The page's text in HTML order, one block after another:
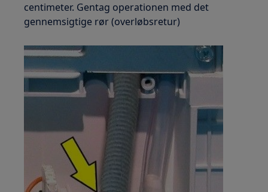
centimeter. Gentag operationen med det
gennemsigtige rør (overløbsretur)